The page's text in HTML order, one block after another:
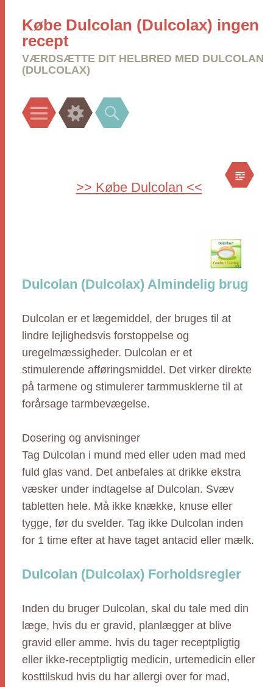
Købe Dulcolan (Dulcolax) ingen
recept
VÆRDSÆTTE DIT HELBRED MED DULCOLAN
(DULCOLAX)
Menu Widgets Search
>> Købe Dulcolan <<
Dulcolan (Dulcolax) Almindelig brug
Dulcolan er et lægemiddel, der bruges til at
lindre lejlighedsvis forstoppelse og
uregelmæssigheder. Dulcolan er et
stimulerende afføringsmiddel. Det virker direkte
på tarmene og stimulerer tarmmusklerne til at
forårsage tarmbevægelse.
Dosering og anvisninger
Tag Dulcolan i mund med eller uden mad med
fuld glas vand. Det anbefales at drikke ekstra
væsker under indtagelse af Dulcolan. Svæv
tabletten hele. Må ikke knække, knuse eller
tygge, før du svelder. Tag ikke Dulcolan inden
for 1 time efter at have taget antacid eller mælk.
Dulcolan (Dulcolax) Forholdsregler
Inden du bruger Dulcolan, skal du tale med din
læge, hvis du er gravid, planlægger at blive
gravid eller amme. hvis du tager receptpligtig
eller ikke-receptpligtig medicin, urtemedicin eller
kosttilskud hvis du har allergi over for mad,